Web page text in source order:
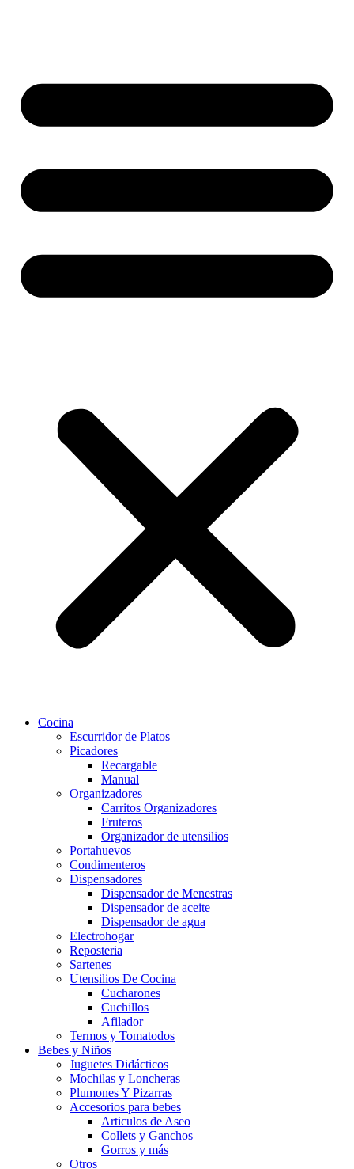
Cocina
Escurridor de Platos
Picadores
Recargable
Manual
Organizadores
Carritos Organizadores
Fruteros
Organizador de utensilios
Portahuevos
Condimenteros
Dispensadores
Dispensador de Menestras
Dispensador de aceite
Dispensador de agua
Electrohogar
Reposteria
Sartenes
Utensilios De Cocina
Cucharones
Cuchillos
Afilador
Termos y Tomatodos
Bebes y Niños
Juguetes Didácticos
Mochilas y Loncheras
Plumones Y Pizarras
Accesorios para bebes
Articulos de Aseo
Collets y Ganchos
Gorros y más
Otros